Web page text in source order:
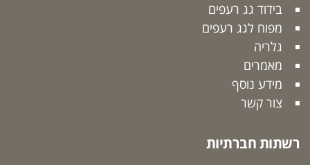
בידוד גג רעפים
מפוח לגג רעפים
גלריה
מאמרים
מידע נוסף
צור קשר
רשתות חברתיות